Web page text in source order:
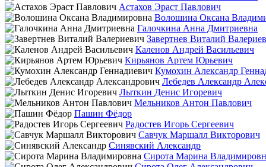
Астахов Эраст Павлович
Волошина Оксана
Галочкина Анна Дмитриевна
Завертнев Виталий
Каленов Андрей Васильевич
Кирьянов Артем Юрьевич
Кумохин Александр
Лебедев Александр
Лыткин Денис Игоревич
Мельников Антон Павлович
Пашин Фёдор
Радостев Игорь Сергеевич
Савчук Маршалл Викторович
Синявский Александр
Сирота Марина